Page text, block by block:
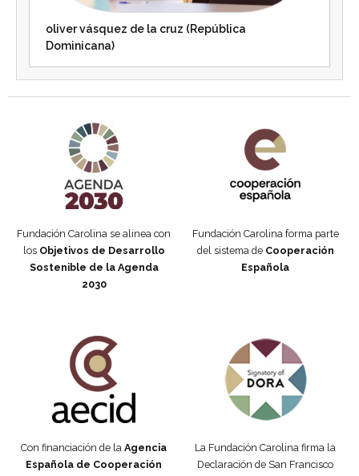
oliver vásquez de la cruz (República
Dominicana)
Fundación Carolina se alinea con
los Objetivos de Desarrollo
Sostenible de la Agenda
2030
Fundación Carolina forma parte
del sistema de Cooperación
Española
Con financiación de la Agencia
Española de Cooperación
La Fundación Carolina firma la
Declaración de San Francisco